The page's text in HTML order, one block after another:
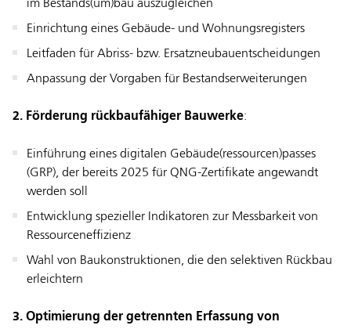
im Bestands(um)bau auszugleichen
Einrichtung eines Gebäude- und Wohnungsregisters
Leitfaden für Abriss- bzw. Ersatzneubauentscheidungen
Anpassung der Vorgaben für Bestandserweiterungen
2. Förderung rückbaufähiger Bauwerke:
Einführung eines digitalen Gebäude(ressourcen)passes
(GRP), der bereits 2025 für QNG-Zertifikate angewandt
werden soll
Entwicklung spezieller Indikatoren zur Messbarkeit von
Ressourceneffizienz
Wahl von Baukonstruktionen, die den selektiven Rückbau
erleichtern
3. Optimierung der getrennten Erfassung von